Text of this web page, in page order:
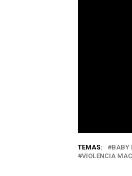
TEMAS: BABY
VIOLENCIA